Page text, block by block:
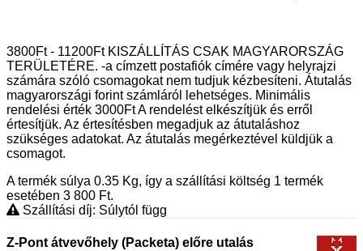
3800Ft - 11200Ft KISZÁLLÍTÁS CSAK MAGYARORSZÁG
TERÜLETÉRE. -a címzett postafiók címére vagy helyrajzi
számára szóló csomagokat nem tudjuk kézbesíteni. Átutalás
magyarországi forint számláról lehetséges. Minimális
rendelési érték 3000Ft A rendelést elkészítjük és erről
értesítjük. Az értesítésben megadjuk az átutaláshoz
szükséges adatokat. Az átutalás megérkeztével küldjük a
csomagot.
A termék súlya 0.35 Kg, így a szállítási költség 1 termék
esetében 3 800 Ft.
Szállítási díj: Súlytól függ
Z-Pont átvevőhely (Packeta) előre utalás